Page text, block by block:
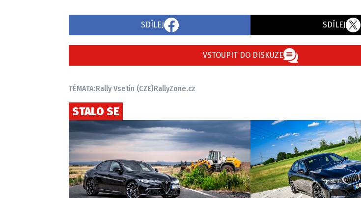
SDÍLEJ SDÍLEJ
VSTOUPIT DO DISKUZE
TÉMATA:Rally Vsetín (CZE)RallyZone.cz
STALO SE